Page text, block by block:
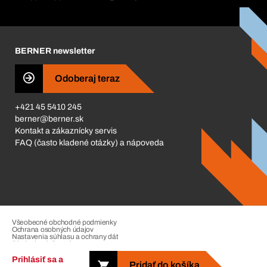
Prihlásiť sa a
Pridať do košíka
Business Conduct
BERNER newsletter
Odoberaj teraz
+421 45 5410 245
berner@berner.sk
Kontakt a zákaznícky servis
FAQ (často kladené otázky) a nápoveda
Všeobecné obchodné podmienky
Ochrana osobných údajov
Nastavenia súhlasu a ochrany dát
Riadenie sťažností